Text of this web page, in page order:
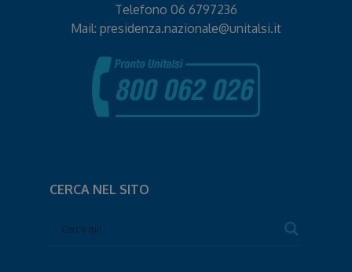
Telefono 06 6797236
Mail: presidenza.nazionale@unitalsi.it
CERCA NEL SITO